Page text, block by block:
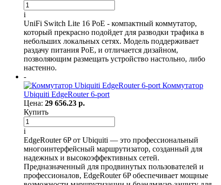
i
UniFi Switch Lite 16 PoE - компактный коммутатор,
который прекрасно подойдет для разводки трафика в
небольших локальных сетях. Модель поддерживает
раздачу питания PoE, и отличается дизайном,
позволяющим размещать устройство настольно, либо
настенно.
-
Коммутатор
Ubiquiti EdgeRouter 6-port
Цена: 29 656.23 р.
Купить
i
EdgeRouter 6P от Ubiquiti — это профессиональный
многоинтерфейсный маршрутизатор, созданный для
надежных и высокоэффективных сетей.
Предназначенный для продвинутых пользователей и
профессионалов, EdgeRouter 6P обеспечивает мощные